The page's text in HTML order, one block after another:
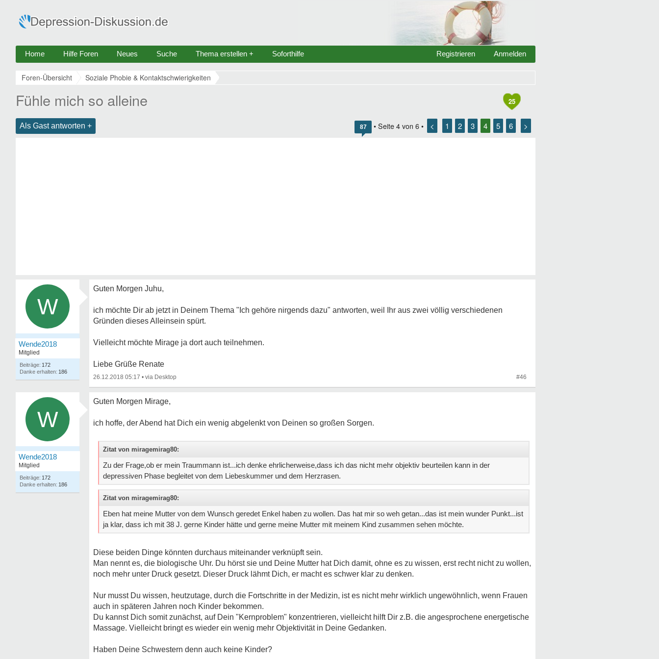
Home Hilfe Foren Neues Suche Thema erstellen + Soforthilfe Anmelden
Registrieren
Foren-Übersicht Soziale Phobie & Kontaktschwierigkeiten
25
Fühle mich so alleine
Als Gast antworten + 87 • Seite 4 von 6 • < 1 2 3 4 5 6 >
W
Wende2018
Mitglied
172
186
Guten Morgen Juhu,
ich möchte Dir ab jetzt in Deinem Thema "Ich gehöre nirgends dazu" antworten, weil Ihr aus zwei völlig verschiedenen
Gründen dieses Alleinsein spürt.
Vielleicht möchte Mirage ja dort auch teilnehmen.
Liebe Grüße Renate
26.12.2018 05:17 • #46
W
Wende2018
Mitglied
172
186
Guten Morgen Mirage,
ich hoffe, der Abend hat Dich ein wenig abgelenkt von Deinen so großen Sorgen.
Zitat von miragemirag80:
Zu der Frage,ob er mein Traummann ist...ich denke ehrlicherweise,dass ich das nicht mehr objektiv beurteilen kann in der
depressiven Phase begleitet von dem Liebeskummer und dem Herzrasen.
Zitat von miragemirag80:
Eben hat meine Mutter von dem Wunsch geredet Enkel haben zu wollen. Das hat mir so weh getan...das ist mein wunder Punkt...ist
ja klar, dass ich mit 38 J. gerne Kinder hätte und gerne meine Mutter mit meinem Kind zusammen sehen möchte.
Diese beiden Dinge könnten durchaus miteinander verknüpft sein.
Man nennt es, die biologische Uhr. Du hörst sie und Deine Mutter hat Dich damit, ohne es zu wissen, erst recht nicht zu wollen,
noch mehr unter Druck gesetzt. Dieser Druck lähmt Dich, er macht es schwer klar zu denken.
Nur musst Du wissen, heutzutage, durch die Fortschritte in der Medizin, ist es nicht mehr wirklich ungewöhnlich, wenn Frauen
auch in späteren Jahren noch Kinder bekommen.
Du kannst Dich somit zunächst, auf Dein "Kernproblem" konzentrieren, vielleicht hilft Dir z.B. die angesprochene energetische
Massage. Vielleicht bringt es wieder ein wenig mehr Objektivität in Deine Gedanken.
Haben Deine Schwestern denn auch keine Kinder?